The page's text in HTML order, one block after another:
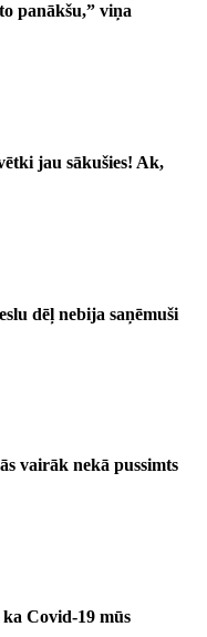
panākšu,” viņa
jau sākušies! Ak,
dēļ nebija saņēmuši
vairāk nekā pussimts
Covid-19 mūs